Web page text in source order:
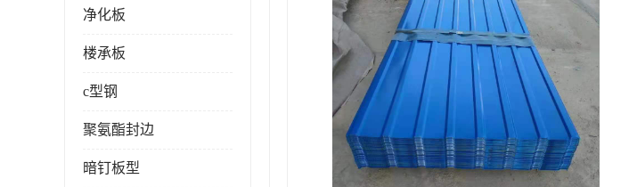
净化板
楼承板
c型钢
聚氨酯封边
暗钉板型